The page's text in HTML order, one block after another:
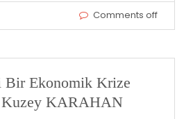
Comments off
Bir Ekonomik Krize
KARAHAN